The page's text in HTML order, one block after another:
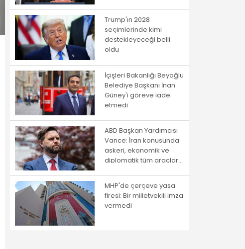
geçmiyor!
Trump'ın 2028
seçimlerinde kimi
destekleyeceği belli
oldu
İçişleri Bakanlığı Beyoğlu
Belediye Başkanı İnan
Güney'i göreve iade
etmedi
ABD Başkan Yardımcısı
Vance: İran konusunda
askeri, ekonomik ve
diplomatik tüm araçlar
MHP'de çerçeve yasa
firesi: Bir milletvekili imza
vermedi